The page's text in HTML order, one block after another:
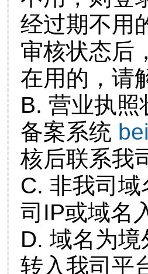
经过期不用
审核状态后
在用的，请
B. 营业执
备案系统
核后联系我
C. 非我司
司IP或域名
D. 域名为
转入我司平